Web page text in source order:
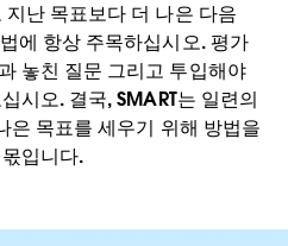
난 목표보다 더 나은 다음
에 항상 주목하십시오. 평가
놓친 질문 그리고 투입해야
시오. 결국, SMART는 일련의
은 목표를 세우기 위해 방법을
입니다.